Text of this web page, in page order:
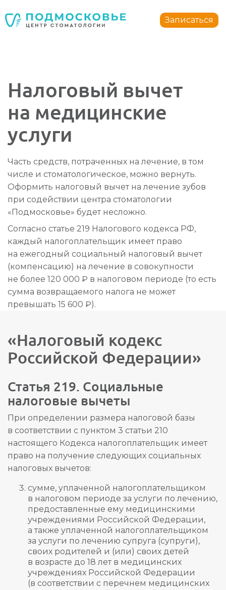
150040 ,Россия ,Ярославская область , Ярославль,ул.
Записаться
Налоговый вычет
на медицинские
услуги
Часть средств, потраченных на лечение, в том
числе и стоматологическое, можно вернуть.
Оформить налоговый вычет на лечение зубов
при содействии центра стоматологии
«Подмосковье» будет несложно.
Согласно статье 219 Налогового кодекса РФ,
каждый налогоплательщик имеет право
на ежегодный социальный налоговый вычет
(компенсацию) на лечение в совокупности
не более 120 000 ₽ в налоговом периоде (то есть
сумма возвращаемого налога не может
превышать 15 600 ₽).
«Налоговый кодекс
Российской Федерации»
Статья 219. Социальные
налоговые вычеты
При определении размера налоговой базы
в соответствии с пунктом 3 статьи 210
настоящего Кодекса налогоплательщик имеет
право на получение следующих социальных
налоговых вычетов:
сумме, уплаченной налогоплательщиком
в налоговом периоде за услуги по лечению,
предоставленные ему медицинскими
учреждениями Российской Федерации,
а также уплаченной налогоплательщиком
за услуги по лечению супруга (супруги),
своих родителей и (или) своих детей
в возрасте до 18 лет в медицинских
учреждениях Российской Федерации
(в соответствии с перечнем медицинских